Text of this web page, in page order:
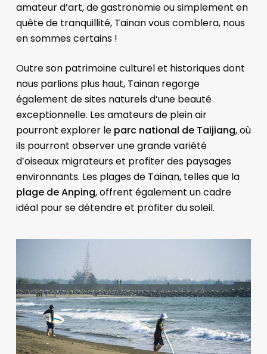
amateur d’art, de gastronomie ou simplement en
quête de tranquillité, Tainan vous comblera, nous
en sommes certains !
Outre son patrimoine culturel et historiques dont
nous parlions plus haut, Tainan regorge
également de sites naturels d’une beauté
exceptionnelle. Les amateurs de plein air
pourront explorer le parc national de Taijiang, où
ils pourront observer une grande variété
d’oiseaux migrateurs et profiter des paysages
environnants. Les plages de Tainan, telles que la
plage de Anping, offrent également un cadre
idéal pour se détendre et profiter du soleil.